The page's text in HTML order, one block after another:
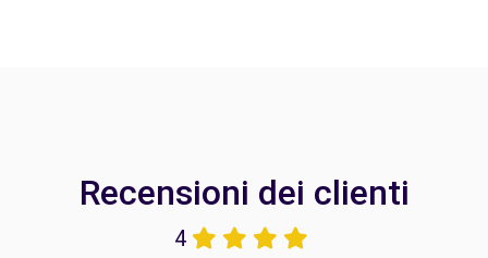
Recensioni dei clienti
4